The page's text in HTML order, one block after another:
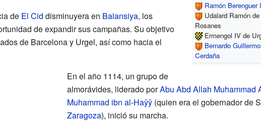
Ramón Berenguer
Udalard Ramón de
Rosanes
Ermengol IV de
Bernardo
Cerdaña
de El Cid disminuyera en Balansiya, los
de expandir sus campañas. Su objetivo
de Barcelona y Urgel, así como hacia el
En el año 1114, un grupo de
almorávides, liderado porAbu Abd Allah Muhammad
Muhammad ibn al-Haŷŷ(quien era el gobernador de
Zaragoza), inició su marcha.